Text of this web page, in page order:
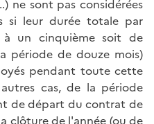
ne sont pas considérées
si leur durée totale par
à un cinquième soit de
période de douze mois)
pendant toute cette
cas, de la période
de départ du contrat de